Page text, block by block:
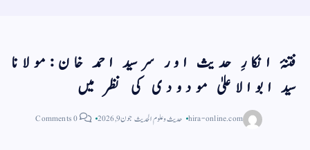
فتنۂ انکارِ حدیث اور سرسید احمد خان:مولانا
سید ابوالاعلیٰ مودودی کی نظر میں
hira-online.com حدیث و علوم الحدیث جون 9, 2026